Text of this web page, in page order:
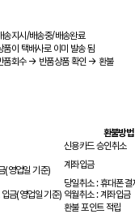
송지시/배송중/배송완료
품이 택배사로 이미 발송 됨
품회수 → 반품상품 확인 → 환불
환불방법
신용카드 승인취소
(영업일 기준)
계좌입금
금(영업일 기준)
당일취소 : 휴대폰
익월취소 : 계좌입금
환불 포인트 적립